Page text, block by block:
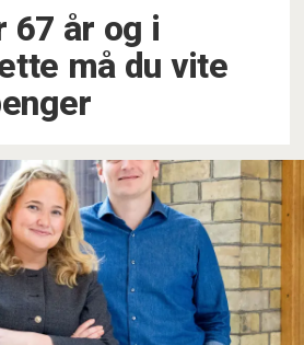
67 år og i
må du vite